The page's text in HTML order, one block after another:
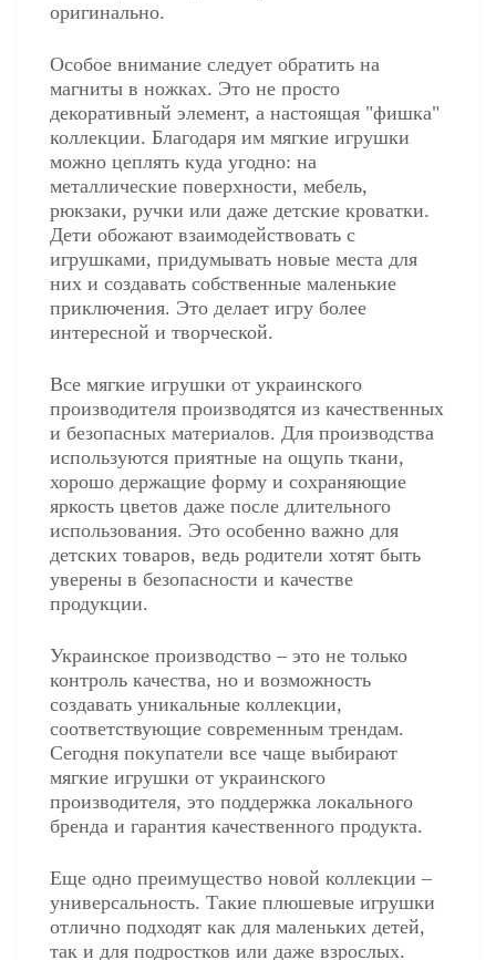
оригинально.
Особое внимание следует обратить на
магниты в ножках. Это не просто
декоративный элемент, а настоящая "фишка"
коллекции. Благодаря им мягкие игрушки
можно цеплять куда угодно: на
металлические поверхности, мебель,
рюкзаки, ручки или даже детские кроватки.
Дети обожают взаимодействовать с
игрушками, придумывать новые места для
них и создавать собственные маленькие
приключения. Это делает игру более
интересной и творческой.
Все мягкие игрушки от украинского
производителя производятся из качественных
и безопасных материалов. Для производства
используются приятные на ощупь ткани,
хорошо держащие форму и сохраняющие
яркость цветов даже после длительного
использования. Это особенно важно для
детских товаров, ведь родители хотят быть
уверены в безопасности и качестве
продукции.
Украинское производство – это не только
контроль качества, но и возможность
создавать уникальные коллекции,
соответствующие современным трендам.
Сегодня покупатели все чаще выбирают
мягкие игрушки от украинского
производителя, это поддержка локального
бренда и гарантия качественного продукта.
Еще одно преимущество новой коллекции –
универсальность. Такие плюшевые игрушки
отлично подходят как для маленьких детей,
так и для подростков или даже взрослых.